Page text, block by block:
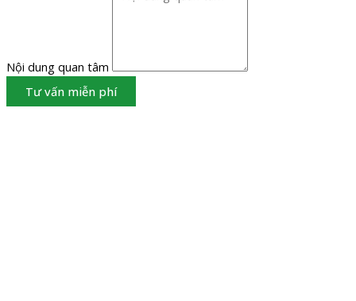
Nội dung quan tâm
Tư vấn miễn phí